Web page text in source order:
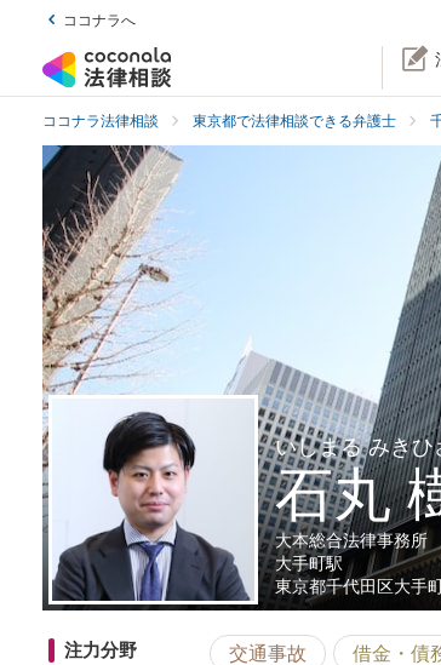
ココナラへ
ココナラ法律相談 東京都で法律相談できる弁護士
いしまる みきひ
石丸
大本総合法律事務所
大手町駅
東京都千代田区大手
注力分野 交通事故 借金・債